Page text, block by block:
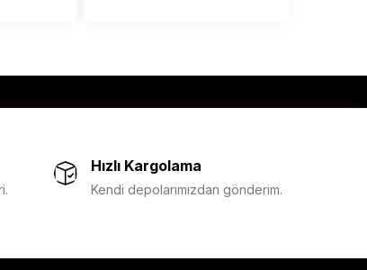
Hızlı Kargolama
Kendi depolarımızdan gönderim.